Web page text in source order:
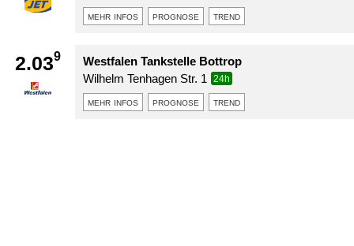
mehr infos prognose trend
2.039
Westfalen Tankstelle Bottrop
Wilhelm Tenhagen Str. 1
24h
mehr infos prognose trend